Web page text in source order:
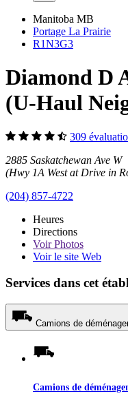
Manitoba MB
Portage La Prairie
R1N3G3
Diamond D
(U-Haul
309
2885 Saskatchewan Ave
(Hwy 1A West at Drive in
(204) 857-4722
Heures
Directions
VoirPhotos
Voir le site Web
Services dans cet
Camions de
Camions de